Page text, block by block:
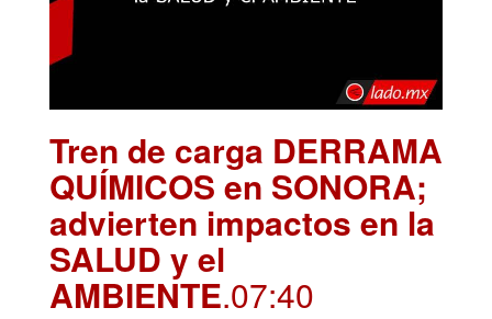
Tren de carga DERRAMA
QUÍMICOS en SONORA;
advierten impactos en la
SALUD y el
AMBIENTE.07:40